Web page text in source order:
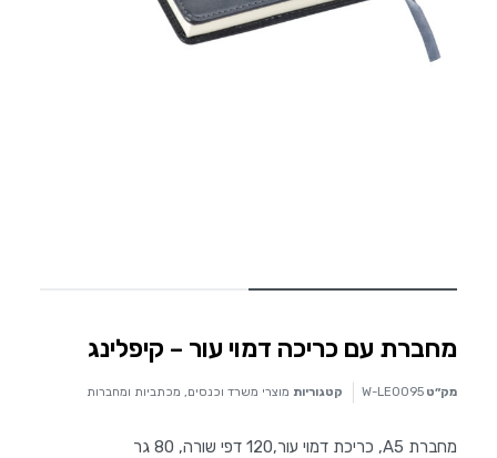
מחברת עם כריכה דמוי עור – קיפלינג
מק״ט W-LE0095 קטגוריות מוצרי משרד וכנסים, מכתביות ומחברות
מחברת A5, כריכת דמוי עור,120 דפי שורה, 80 גר